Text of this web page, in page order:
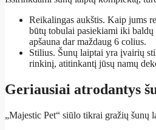
Reikalingas aukštis. Kaip jums
būtų tobulai pasiekiami iki
apšauna dar maždaug 6 colius.
Stilius. Šunų laiptai yra įvairių
rinkinį, atitinkantį jūsų namų
Geriausiai atrodantys
„Majestic Pet“ siūlo tikrai gražių